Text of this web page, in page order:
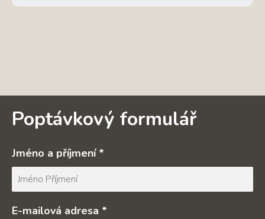
Poptávkový formulář
Jméno a příjmení *
E-mailová adresa *